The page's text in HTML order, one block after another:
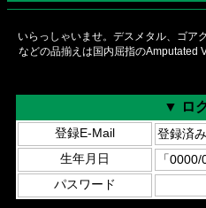
いらっしゃいませ。デスメタル、ゴア
などの品揃えは国内屈指のAmputated
▼ ロ
登録E-Mail
生年月日
パスワード